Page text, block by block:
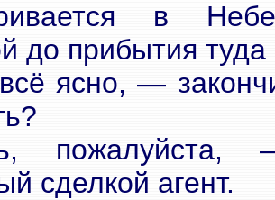
в
до прибытия
ясно, —
пожалуйста,
сделкой агент.